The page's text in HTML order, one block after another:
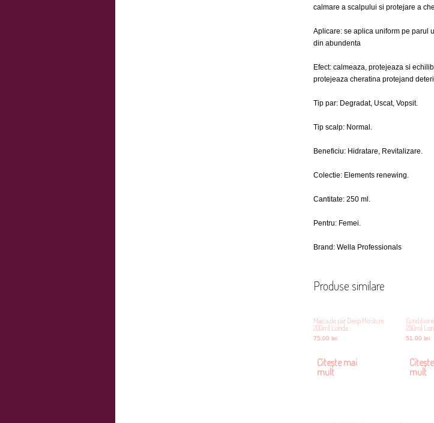
calmare a scalpului si protejare a
Aplicare: se aplica uniform pe parul
din abundenta
Efect: calmeaza, protejeaza si
protejeaza cheratina protejand
Tip par: Degradat, Uscat, Vopsit.
Tip scalp: Normal.
Beneficiu: Hidratare, Revitalizare.
Colectie: Elements renewing.
Cantitate: 250 ml.
Pentru: Femei.
Brand: Wella Professionals
Produse similare
Masca de par Deep Moisture
200ml Londa
75,00 lei
Citește mai
mult
250ml
51,00 lei
mult